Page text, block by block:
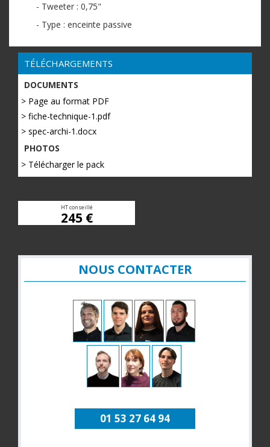
- Tweeter : 0,75"
- Type : enceinte passive
TÉLÉCHARGEMENTS
DOCUMENTS
> Page au format PDF
> fiche-technique-1.pdf
> spec-archi-1.docx
PHOTOS
> Télécharger le pack
HT conseillé
245 €
NOUS CONTACTER
01 53 27 64 94